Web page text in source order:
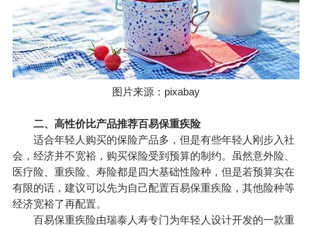
图片来源：pixabay
二、高性价比产品推荐百易保重疾险
适合年轻人购买的保险产品多，但是有些年轻人刚步入社
会，经济并不宽裕，购买保险受到预算的制约。虽然意外险、
医疗险、重疾险、寿险都是四大基础性险种，但是若预算实在
有限的话，建议可以先为自己配置百易保重疾险，其他险种等
经济宽裕了再配置。
百易保重疾险由瑞泰人寿专门为年轻人设计开发的一款重